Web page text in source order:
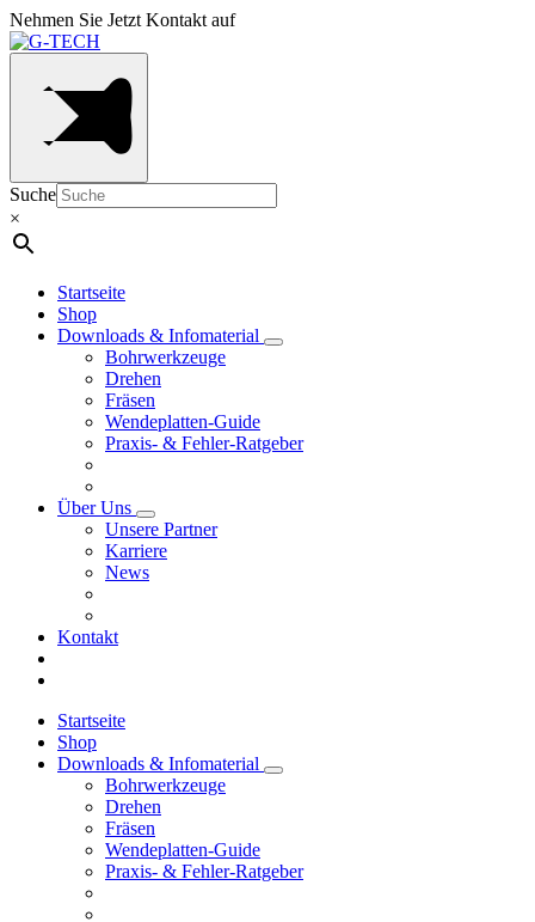
Nehmen Sie Jetzt Kontakt auf
Suche
×
Startseite
Shop
Downloads & Infomaterial
Bohrwerkzeuge
Drehen
Fräsen
Wendeplatten-Guide
Praxis- & Fehler-Ratgeber
Über Uns
Unsere Partner
Karriere
News
Kontakt
Startseite
Shop
Downloads & Infomaterial
Bohrwerkzeuge
Drehen
Fräsen
Wendeplatten-Guide
Praxis- & Fehler-Ratgeber